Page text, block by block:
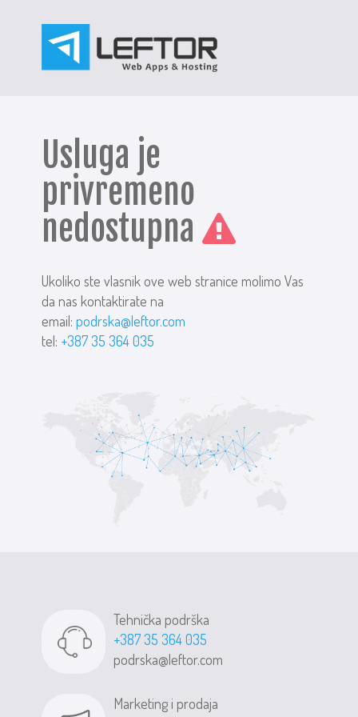
Usluga je
privremeno
nedostupna
Ukoliko ste vlasnik ove web stranice molimo Vas
da nas kontaktirate na
email:podrska@leftor.com
tel: +387 35 364 035
Tehnička podrška
+387 35 364 035
podrska@leftor.com
Marketing i prodaja